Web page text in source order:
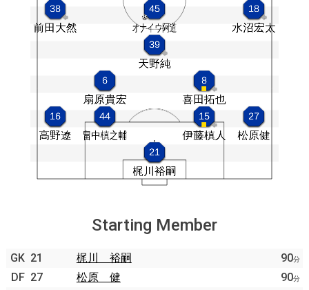
Starting Member
GK 21 梶川 裕嗣 90分
DF 27 松原 健 90分